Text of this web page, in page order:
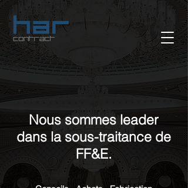
Nous sommes leader
dans la sous-traitance de
FF&E.